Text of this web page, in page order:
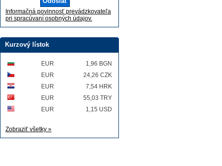
Informačná povinnosť prevádzkovateľa
pri spracúvaní osobných údajov.
Kurzový lístok
EUR
1,96 BGN
EUR
24,26 CZK
EUR
7,54 HRK
EUR
55,03 TRY
EUR
1,15 USD
Zobraziť všetky »